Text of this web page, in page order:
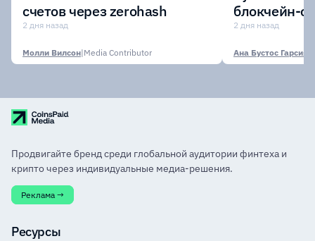
счетов через zerohash
2 дня назад
Молли Вилсон|Media Contributor
блокчейн-
участии
2 дня назад
Ана Бустос Гарсия
Продвигайте бренд среди глобальной аудитории финтеха и
крипто через индивидуальные медиа-решения.
Реклама →
Ресурсы